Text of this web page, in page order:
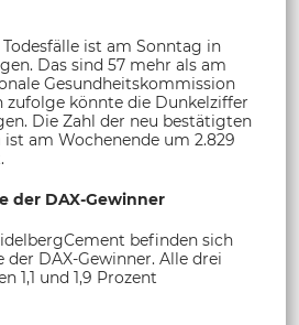
ist am Sonntag in
Das sind 57 mehr als am
Gesundheitskommission
könnte die Dunkelziffer
Die Zahl der neu bestätigten
am Wochenende um 2.829
der DAX-Gewinner
befinden sich
der DAX-Gewinner. Alle drei
1,1 und 1,9 Prozent